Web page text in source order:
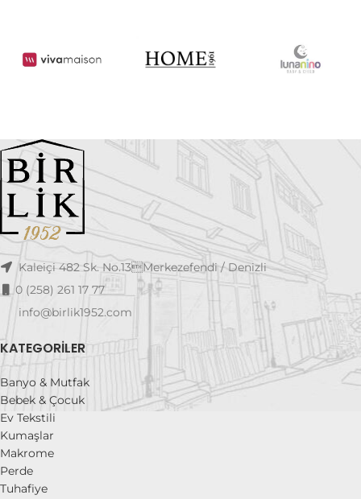
Kaleiçi 482 Sk. No.13Merkezefendi / Denizli
0 (258) 261 17 77
info@birlik1952.com
KATEGORILER
Banyo & Mutfak
Bebek & Çocuk
Ev Tekstili
Kumaşlar
Makrome
Perde
Tuhafiye